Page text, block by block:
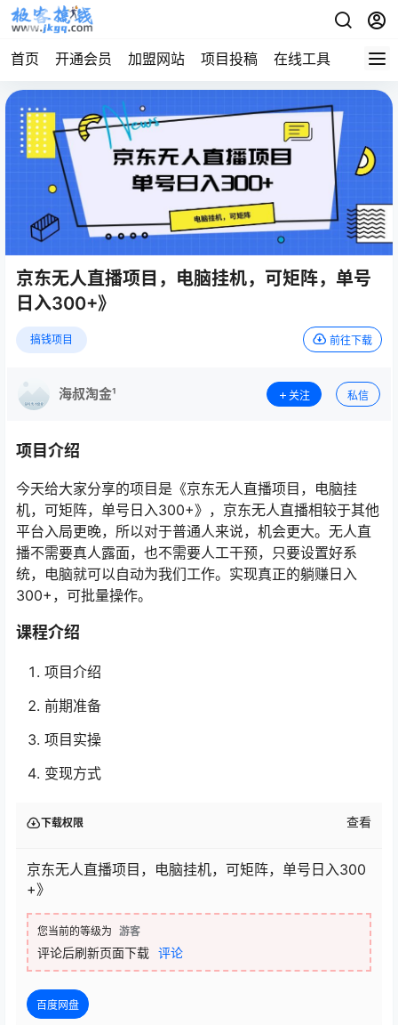
首页 开通会员 加盟网站 项目投稿 在线工具 地址发
京东无人直播项目，电脑挂机，可矩阵，单号
日入300+》
搞钱项目 前往下载
海叔淘金¹ 关注 私信
项目介绍
今天给大家分享的项目是《京东无人直播项目，电脑挂
机，可矩阵，单号日入300+》，京东无人直播相较于其他
平台入局更晚，所以对于普通人来说，机会更大。无人直
播不需要真人露面，也不需要人工干预，只要设置好系
统，电脑就可以自动为我们工作。实现真正的躺赚日入
300+，可批量操作。
课程介绍
项目介绍
前期准备
项目实操
变现方式
下载权限 查看
京东无人直播项目，电脑挂机，可矩阵，单号日入300
+》
您当前的等级为 游客
评论后刷新页面下载 评论
百度网盘